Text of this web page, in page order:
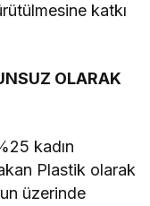
katkı
OLARAK
kadın
Plastik olarak
üzerinde